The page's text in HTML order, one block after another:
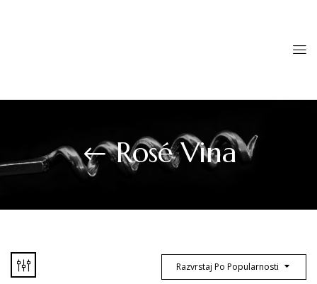
Rosé Vina
Razvrstaj Po Popularnosti